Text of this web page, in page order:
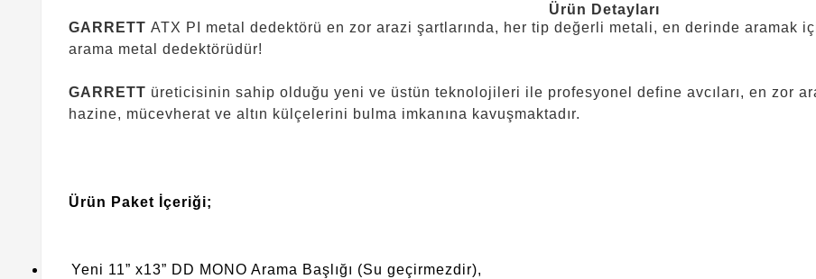
Ürün Detayları
GARRETT ATX PI metal dedektörü en zor arazi şartlarında, her tip değerli metali, en derinde aramak
arama metal dedektörüdür!
GARRETT üreticisinin sahip olduğu yeni ve üstün teknolojileri ile profesyonel define avcıları, en zor
hazine, mücevherat ve altın külçelerini bulma imkanına kavuşmaktadır.
Ürün Paket İçeriği;
Yeni 11” x13” DD MONO Arama Başlığı (Su geçirmezdir),